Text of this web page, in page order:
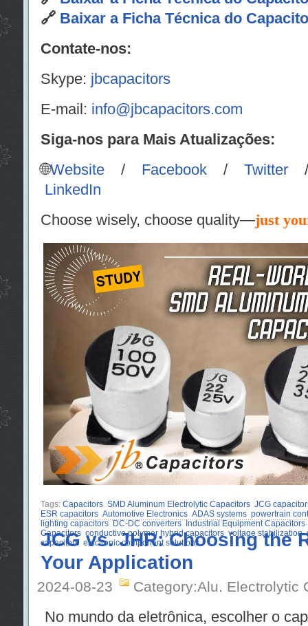
🔗 Baixar a Ficha Técnica do
Contate-nos:
Skype: jbcapacitors
E-mail: info@jbcapacitors.com
Siga-nos para Mais Atualizações:
🌐Website/ Facebook/ Twitter
LinkedIn
Choose wisely, choose quality—just
Tags: Capacitors SMD Aluminum Electrolytic Capacitors JCG
ESR capacitors Automotive Electronics ADAS systems powertrain
lighting capacitors DC-DC converters Industrial Equipment Capacitors
Capacitors conductive polymer hybrid capacitors voltage stabilization
capacitors electronic component solutions
JCG vs. JHR: Choosing the
Your Application
2024-08-23 Category:Alu. Electrolytic
No mundo da eletrônica, escolher o